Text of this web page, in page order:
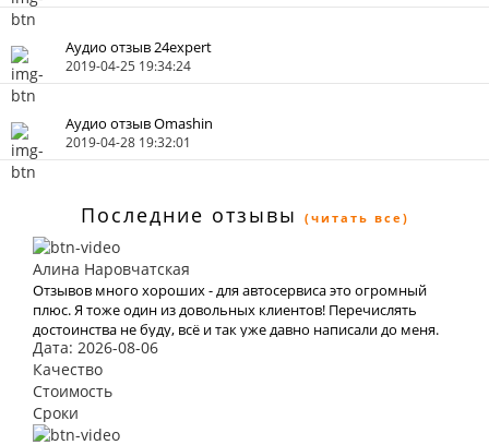
Аудио отзыв 24expert
2019-04-25 19:34:24
Аудио отзыв Omashin
2019-04-28 19:32:01
Последние отзывы (читать все)
Алина Наровчатская
Отзывов много хороших - для автосервиса это огромный
плюс. Я тоже один из довольных клиентов! Перечислять
достоинства не буду, всё и так уже давно написали до меня.
Ремонтировал автомобиль Кузовной ремонт Ford Mondeo
2015-2019
Дата: 2026-08-06
Качество
Стоимость
Сроки